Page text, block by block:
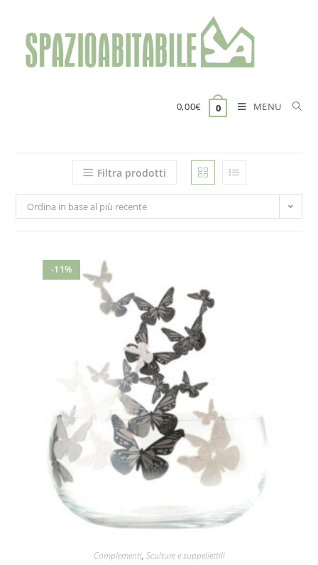
contenuto
0,00€ 0 MENU
Filtra prodotti
Ordina in base al più recente
-11%
Complementi, Sculture e suppellettili